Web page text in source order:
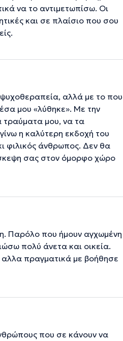
να το αντιμετωπίσω. Οι
και σε πλαίσιο που σου
αλλά με το που
μου «λύθηκε». Με την
μου, να τα
η καλύτερη εκδοχή του
φιλικός άνθρωπος. Δεν θα
σας στον όμορφο χώρο
Παρόλο που ήμουν αγχωμένη
πολύ άνετα και οικεία.
αλλα πραγματικά με βοήθησε
που σε κάνουν να